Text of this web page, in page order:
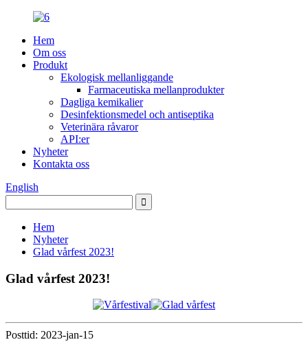
Hem
Om oss
Produkt
Ekologisk mellanliggande
Farmaceutiska mellanprodukter
Dagliga kemikalier
Desinfektionsmedel och antiseptika
Veterinära råvaror
API:er
Nyheter
Kontakta oss
English
Hem
Nyheter
Glad vårfest 2023!
Glad vårfest 2023!
Posttid: 2023-jan-15